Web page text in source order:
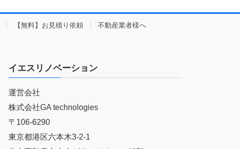
【無料】お見積り依頼
不動産業者様へ
イエスリノベーション
運営会社
株式会社GA technologies
〒106-6290
東京都港区六本木3-2-1